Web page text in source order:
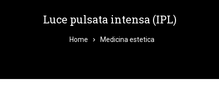
Luce pulsata intensa (IPL)
Home Medicina estetica